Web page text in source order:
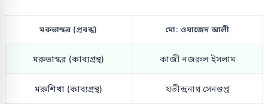
মরুভাস্কর (প্রবন্ধ) মো: ওয়াজেদ আলী
মরুভাস্কর (কাব্যগ্রন্থ) কাজী নজরুল ইসলাম
মরুশিখা (কাব্যগ্রন্থ) যতীন্দ্রনাথ সেনগুপ্ত